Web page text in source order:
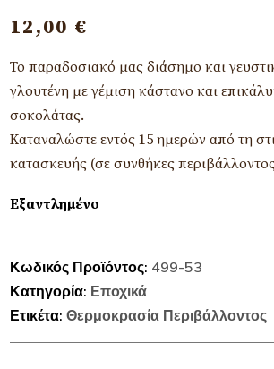
12,00 €
Το παραδοσιακό μας διάσημο και
γλουτένη με γέμιση κάστανο και
σοκολάτας.
Καταναλώστε εντός 15 ημερών από τη
κατασκευής (σε συνθήκες
Εξαντλημένο
Κωδικός Προϊόντος: 499-53
Κατηγορία: Εποχικά
Ετικέτα:Θερμοκρασία Περιβάλλοντος